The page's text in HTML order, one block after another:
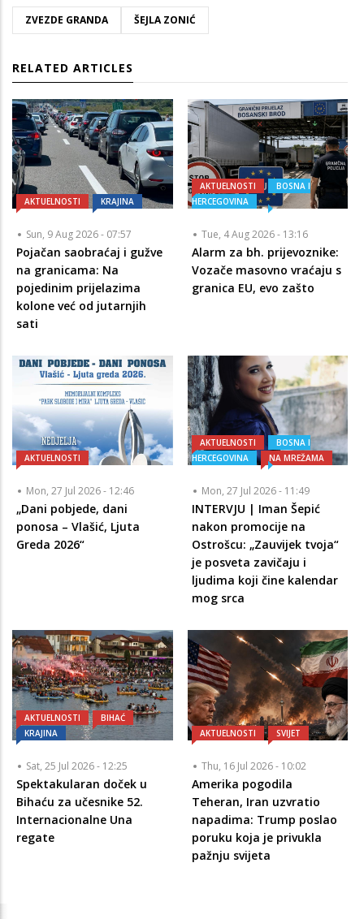
ZVEZDE GRANDA ŠEJLA ZONIĆ
RELATED ARTICLES
AKTUELNOSTI KRAJINA
Sun, 9 Aug 2026 - 07:57
Pojačan saobraćaj i gužve
na granicama: Na
pojedinim prijelazima
kolone već od jutarnjih
sati
AKTUELNOSTI
BOSNA I
HERCEGOVINA
Tue, 4 Aug 2026 - 13:16
Alarm za bh. prijevoznike:
Vozače masovno vraćaju s
granica EU, evo zašto
AKTUELNOSTI
Mon, 27 Jul 2026 - 12:46
„Dani pobjede, dani
ponosa – Vlašić, Ljuta
Greda 2026“
AKTUELNOSTI
BOSNA I
HERCEGOVINA
NA MREŽAMA
Mon, 27 Jul 2026 - 11:49
INTERVJU | Iman Šepić
nakon promocije na
Ostrošcu: „Zauvijek tvoja“
je posveta zavičaju i
ljudima koji čine kalendar
mog srca
AKTUELNOSTI
BIHAĆ
KRAJINA
Sat, 25 Jul 2026 - 12:25
Spektakularan doček u
Bihaću za učesnike 52.
Internacionalne Una
regate
AKTUELNOSTI SVIJET
Thu, 16 Jul 2026 - 10:02
Amerika pogodila
Teheran, Iran uzvratio
napadima: Trump poslao
poruku koja je privukla
pažnju svijeta